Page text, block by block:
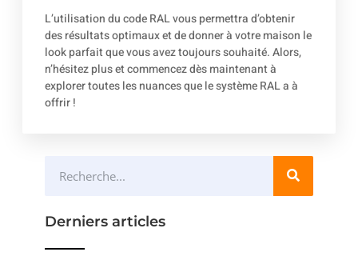
L’utilisation du code RAL vous permettra d’obtenir
des résultats optimaux et de donner à votre maison le
look parfait que vous avez toujours souhaité. Alors,
n’hésitez plus et commencez dès maintenant à
explorer toutes les nuances que le système RAL a à
offrir !
Derniers articles